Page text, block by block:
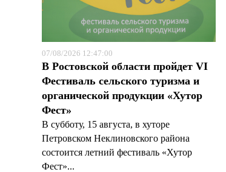
07/08/2026 12:47:00
В Ростовской области пройдет VI
Фестиваль сельского туризма и
органической продукции «Хутор
Фест»
В субботу, 15 августа, в хуторе
Петровском Неклиновского района
состоится летний фестиваль «Хутор
Фест»...